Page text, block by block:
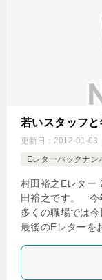
若いスタッフ
更新日： 2012-01-03
Eレターバックナン
村田裕之Eレター
田裕之です。 今
多くの職場では
最後のEレター